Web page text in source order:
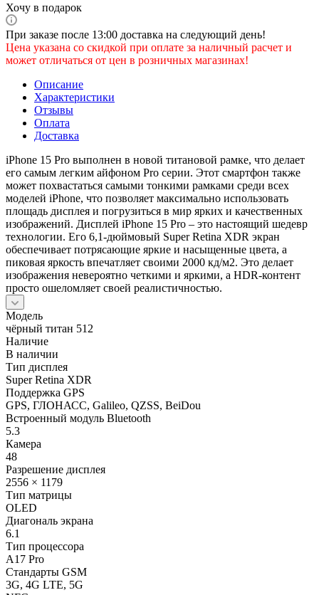
Хочу в подарок
При заказе после 13:00 доставка на следующий день!
Цена указана со скидкой при оплате за наличный расчет и
может отличаться от цен в розничных магазинах!
Описание
Характеристики
Отзывы
Оплата
Доставка
iPhone 15 Pro выполнен в новой титановой рамке, что делает
его самым легким айфоном Pro серии. Этот смартфон также
может похвастаться самыми тонкими рамками среди всех
моделей iPhone, что позволяет максимально использовать
площадь дисплея и погрузиться в мир ярких и качественных
изображений. Дисплей iPhone 15 Pro – это настоящий шедевр
технологии. Его 6,1-дюймовый Super Retina XDR экран
обеспечивает потрясающие яркие и насыщенные цвета, а
пиковая яркость впечатляет своими 2000 кд/м2. Это делает
изображения невероятно четкими и яркими, а HDR-контент
просто ошеломляет своей реалистичностью.
Модель
чёрный титан 512
Наличие
В наличии
Тип дисплея
Super Retina XDR
Поддержка GPS
GPS, ГЛОНАСС, Galileo, QZSS, BeiDou
Встроенный модуль Bluetooth
5.3
Камера
48
Разрешение дисплея
2556 × 1179
Тип матрицы
OLED
Диагональ экрана
6.1
Тип процессора
A17 Pro
Стандарты GSM
3G, 4G LTE, 5G